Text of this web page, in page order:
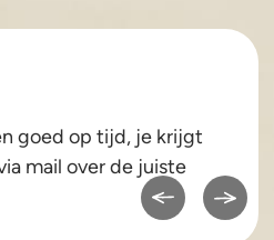
goed op tijd, je krijgt
mail over de juiste